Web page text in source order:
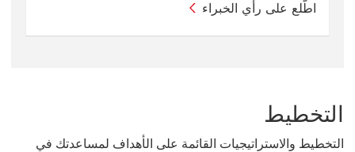
اطّلع على رأي الخبراء
التخطيط
التخطيط والاستراتيجيات القائمة على الأهداف لمساعدتك في